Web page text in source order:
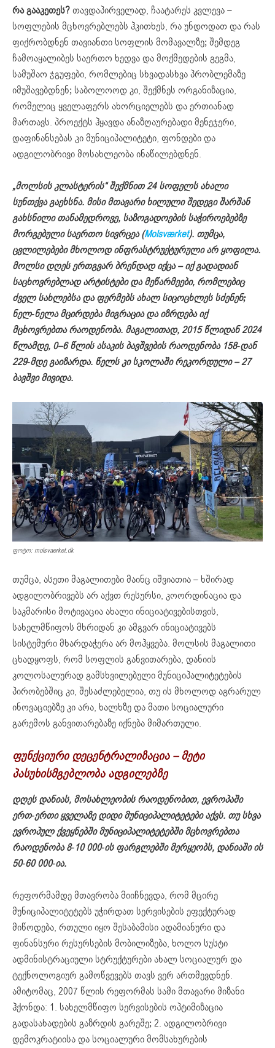
რა გააკეთეს?თავდაპირველად, ჩაატარეს კვლევა –
სოფლების მცხოვრებლებს ჰკითხეს, რა უნდოდათ და რას
ფიქრობდნენ თავიანთი სოფლის მომავალზე; შემდეგ
ჩამოაყალიბეს საერთო ხედვა და მოქმედების გეგმა,
სამუშაო ჯგუფები, რომლებიც სხვადასხვა პრობლემაზე
იმუშავებდნენ; საბოლოოდ კი, შექმნეს ორგანიზაცია,
რომელიც ყველაფერს ახორციელებს და ერთიანად
მართავს. პროექტს ჰყავდა ანაზღაურებადი მენეჯერი,
დაფინანსებას კი მუნიციპალიტეტი, ფონდები და
ადგილობრივი მოსახლეობა ინაწილებდნენ.
„მოლსის კლასტერის“ შექმნით 24 სოფელს ახალი
სუნთქვა გაეხსნა. მისიმთავარი ხილული შედეგიშარშან
გახსნილითანამედროვე, საზოგადოების საჭიროებებზე
მორგებული საერთო სივრცეა (Molsværket). თუმცა,
ცვლილებები მხოლოდ ინფრასტრუქტურული არ ყოფილა.
მოლსი დღეს ერთგვარ ბრენდად იქცა–იქ გადადიან
საცხოვრებლად არტისტები და მეწარმეები, რომლებიც
ძველ სახლებსადა ფერმებს ახალ სიცოცხლეს სძენენ;
ნელ-ნელამცირდება მიგრაცია და იზრდებაიქ
მცხოვრებთა რაოდენობა. მაგალითად, 2015 წლიდან 2024
წლამდე, 0–6 წლის ასაკის ბავშვების რაოდენობა 158-დან
229-მდე გაიზარდა. წელსკისკოლაში რეკორდული–27
ბავშვი მივიდა.
ფოტო: molsvaerket.dk
თუმცა, ასეთი მაგალითები მაინც იშვიათია – ხშირად
ადგილობრივებს არ აქვთ რესურსი, კოორდინაცია და
საკმარისი მოტივაცია ახალი ინიციატივებისთვის,
სახელმწიფოს მხრიდან კი ამგვარ ინიციატივებს
სისტემური მხარდაჭერა არ მოჰყვება. მოლსის მაგალითი
ცხადყოფს, რომ სოფლის განვითარება, დანიის
კოლოსალურად გამსხვილებული მუნიციპალიტეტების
პირობებშიც კი, შესაძლებელია, თუ ის მხოლოდ აგრარულ
ინოვაციებზე კი არა, ხალხზე და მათი სოციალური
გარემოს განვითარებაზე იქნება მიმართული.
ფუნქციური დეცენტრალიზაცია – მეტი
პასუხისმგებლობა ადგილებზე
დღეს დანიას, მოსახლეობის რაოდენობით, ევროპაში
ერთ-ერთი ყველაზე დიდი მუნიციპალიტეტები აქვს. თუ სხვა
ევროპულ ქვეყნებში მუნიციპალიტეტებში მცხოვრებთა
რაოდენობა 8-10 000-ის ფარგლებში მერყეობს, დანიაში ის
50-60 000-ია.
რეფორმამდე მთავრობა მიიჩნევდა, რომ მცირე
მუნიციპალიტეტებს უჭირდათ სერვისების ეფექტურად
მიწოდება, რთული იყო შესაბამისი ადამიანური და
ფინანსური რესურსების მობილიზება, ხოლო სუსტი
ადმინისტრაციული სტრუქტურები ახალ სოციალურ და
ტექნოლოგიურ გამოწვევებს თავს ვერ ართმევდნენ.
ამიტომაც, 2007 წლის რეფორმას სამი მთავარი მიზანი
ჰქონდა: 1. სახელმწიფო სერვისების ოპტიმიზაცია
გადასახადების გაზრდის გარეშე; 2. ადგილობრივი
დემოკრატიისა და სოციალური მომსახურების